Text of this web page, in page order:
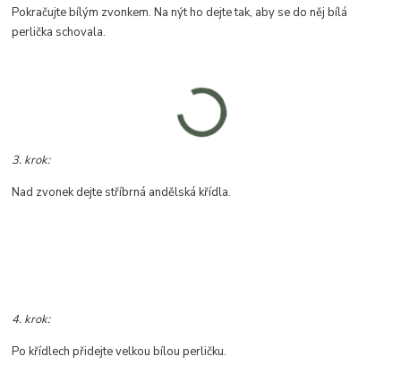
Pokračujte bílým zvonkem. Na nýt ho dejte tak, aby se do něj bílá
perlička schovala.
3. krok:
Nad zvonek dejte stříbrná andělská křídla.
4. krok:
Po křídlech přidejte velkou bílou perličku.